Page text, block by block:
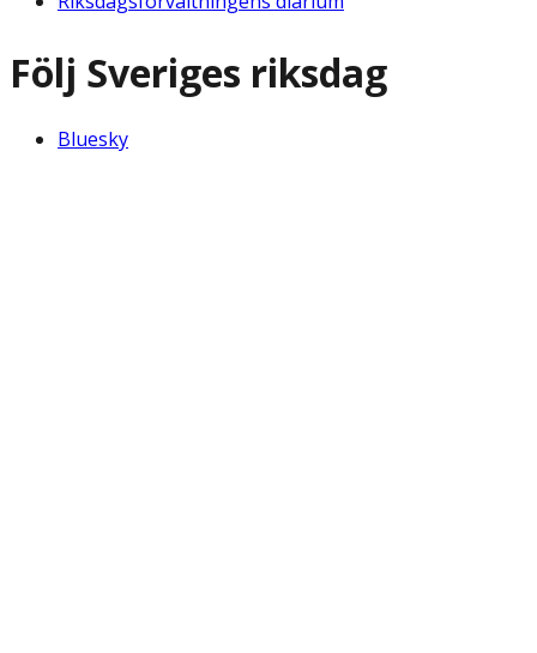
Följ Sveriges riksdag
Bluesky